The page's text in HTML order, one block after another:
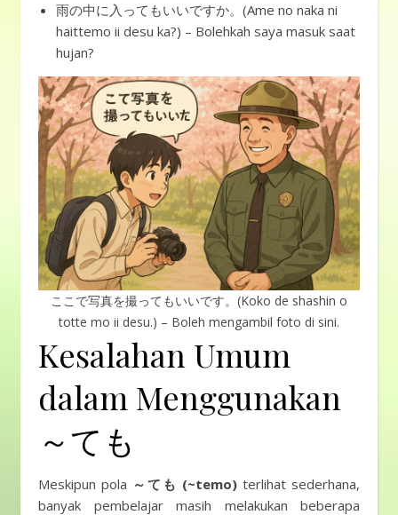
雨の中に入ってもいいですか。(Ame no naka ni
haittemo ii desu ka?) – Bolehkah saya masuk saat
hujan?
ここで写真を撮ってもいいです。(Koko de shashin o
totte mo ii desu.) – Boleh mengambil foto di sini.
Kesalahan Umum
dalam Menggunakan
～ても
Meskipun pola ～ても (~temo) terlihat sederhana,
banyak pembelajar masih melakukan beberapa